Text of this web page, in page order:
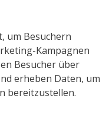
um Besuchern
Kampagnen
Besucher über
erheben Daten, um
bereitzustellen.